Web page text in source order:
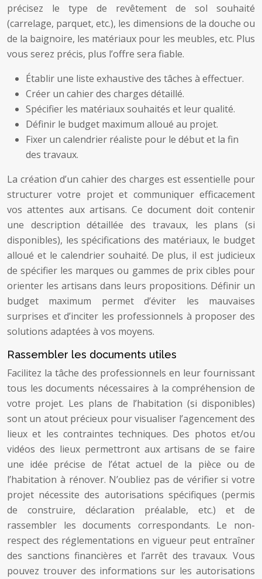
précisez le type de revêtement de sol souhaité
(carrelage, parquet, etc.), les dimensions de la douche ou
de la baignoire, les matériaux pour les meubles, etc. Plus
vous serez précis, plus l’offre sera fiable.
Établir une liste exhaustive des tâches à effectuer.
Créer un cahier des charges détaillé.
Spécifier les matériaux souhaités et leur qualité.
Définir le budget maximum alloué au projet.
Fixer un calendrier réaliste pour le début et la fin
des travaux.
La création d’un cahier des charges est essentielle pour
structurer votre projet et communiquer efficacement
vos attentes aux artisans. Ce document doit contenir
une description détaillée des travaux, les plans (si
disponibles), les spécifications des matériaux, le budget
alloué et le calendrier souhaité. De plus, il est judicieux
de spécifier les marques ou gammes de prix cibles pour
orienter les artisans dans leurs propositions. Définir un
budget maximum permet d’éviter les mauvaises
surprises et d’inciter les professionnels à proposer des
solutions adaptées à vos moyens.
Rassembler les documents utiles
Facilitez la tâche des professionnels en leur fournissant
tous les documents nécessaires à la compréhension de
votre projet. Les plans de l’habitation (si disponibles)
sont un atout précieux pour visualiser l’agencement des
lieux et les contraintes techniques. Des photos et/ou
vidéos des lieux permettront aux artisans de se faire
une idée précise de l’état actuel de la pièce ou de
l’habitation à rénover. N’oubliez pas de vérifier si votre
projet nécessite des autorisations spécifiques (permis
de construire, déclaration préalable, etc.) et de
rassembler les documents correspondants. Le non-
respect des réglementations en vigueur peut entraîner
des sanctions financières et l’arrêt des travaux. Vous
pouvez trouver des informations sur les autorisations